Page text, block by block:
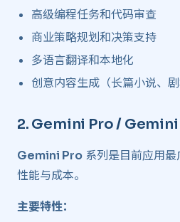
高级编程任务和代码审查
商业策略规划和决策支持
多语言翻译和本地化
创意内容生成（长篇小说、剧
2. Gemini Pro /
Gemini Pro 系列是目前应用
性能与成本。
主要特性：